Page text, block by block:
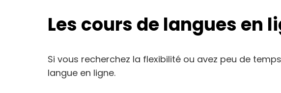
Les cours de langues en
Si vous recherchez la flexibilité ou avez peu de
langue en ligne.